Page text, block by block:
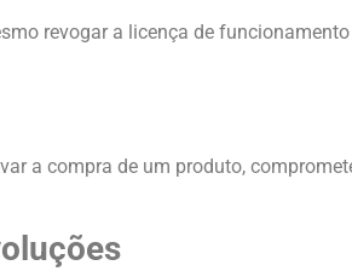
revogar a licença de
a compra de um produto,